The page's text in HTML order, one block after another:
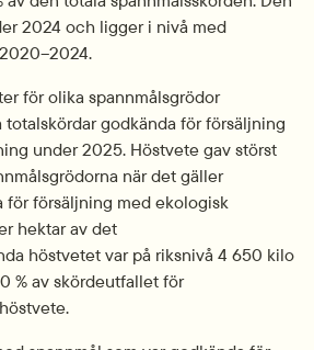
2024 och ligger i nivå med
för olika spannmålsgrödor
godkända för försäljning
under 2025. Höstvete gav störst
när det gäller
för försäljning med ekologisk
hektar av det
höstvetet var på riksnivå 4 650 kilo
% av skördeutfallet för